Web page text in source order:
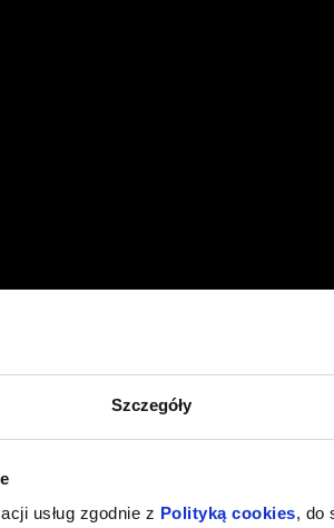
Szczegóły
usług zgodnie z Polityką cookies, do